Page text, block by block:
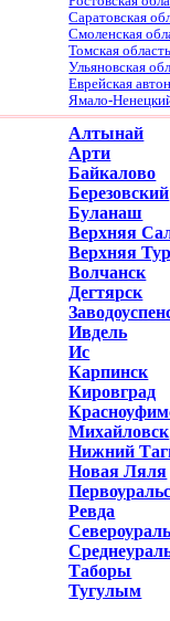
Саратовская
Смоленская
Томская
Ульяновская
Еврейская
Ямало-
Алтынай
Арти
Байкалово
Березовский
Буланаш
Верхняя
Верхняя
Волчанск
Дегтярск
Ивдель
Ис
Карпинск
Кировград
Михайловск
Нижний
Новая Ляля
Ревда
Таборы
Тугулым